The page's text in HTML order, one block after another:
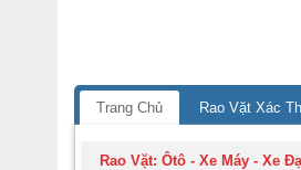
Trang Chủ Rao Vặt Xác
Rao Vặt:Ôtô - Xe Máy - Xe